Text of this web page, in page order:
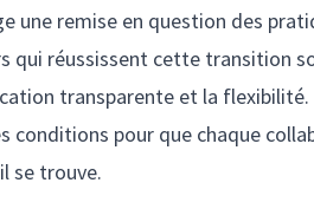
une remise en question des
qui réussissent cette transition
transparente et la flexibilité.
conditions pour que chaque
se trouve.